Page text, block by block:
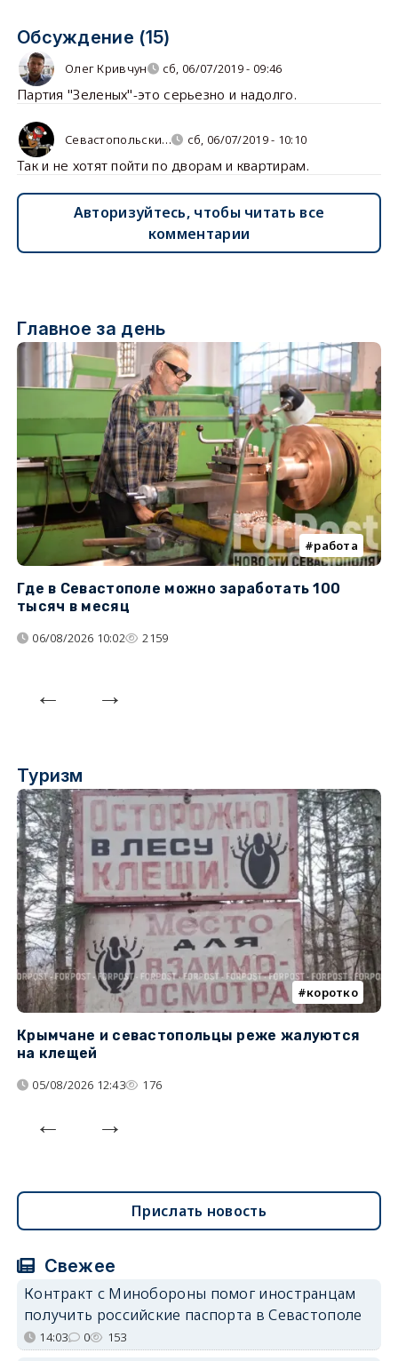
Обсуждение (15)
Олег Кривчун сб, 06/07/2019 - 09:46
Партия "Зеленых"-это серьезно и надолго.
Севастопольски… сб, 06/07/2019 - 10:10
Так и не хотят пойти по дворам и квартирам.
Авторизуйтесь, чтобы читать все
комментарии
Главное за день
работа
Где в Севастополе можно заработать 100
тысяч в месяц
06/08/2026 10:02 2159
Туризм
коротко
Крымчане и севастопольцы реже жалуются
на клещей
05/08/2026 12:43 176
Прислать новость
Свежее
Контракт с Минобороны помог иностранцам
получить российские паспорта в Севастополе
14:03 0 153